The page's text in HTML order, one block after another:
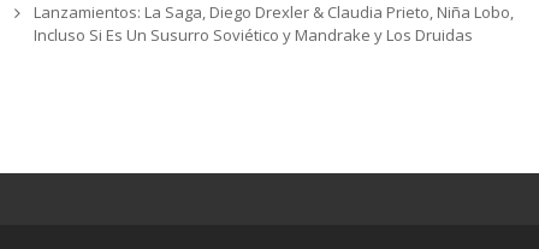
Lanzamientos: La Saga, Diego Drexler & Claudia Prieto, Niña Lobo,
Incluso Si Es Un Susurro Soviético y Mandrake y Los Druidas